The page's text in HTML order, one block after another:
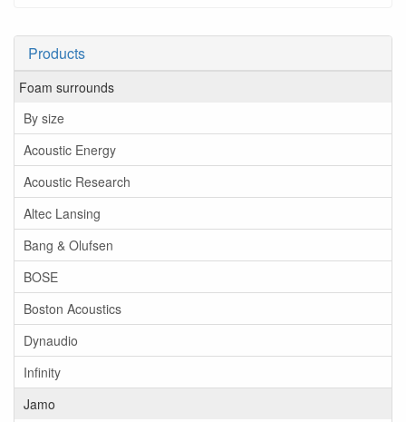
Products
Foam surrounds
By size
Acoustic Energy
Acoustic Research
Altec Lansing
Bang & Olufsen
BOSE
Boston Acoustics
Dynaudio
Infinity
Jamo